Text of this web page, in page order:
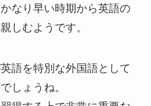
なり早い時期から英語の
しむようです。
語を特別な外国語として
しょうね。